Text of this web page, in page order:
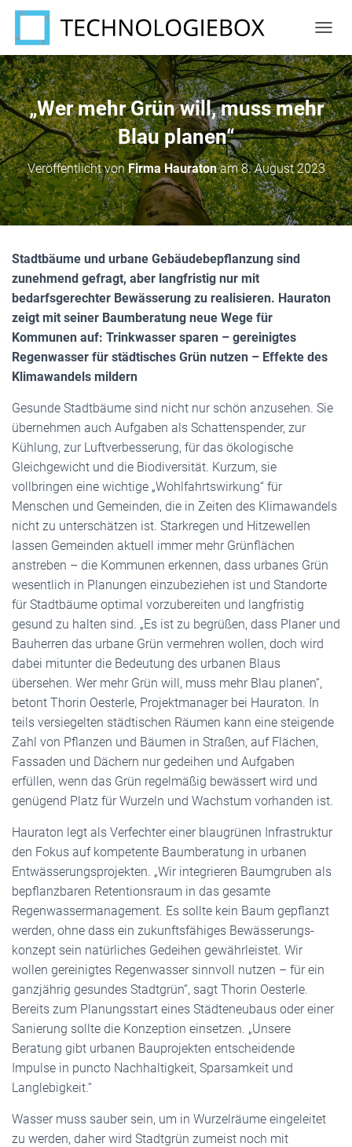
A
V
I
G
A
T
I
O
N
U
M
S
T
„Wer mehr Grün will, muss mehr
Blau planen“
Veröffentlicht vonFirma Hauratonam8. August 2023
Stadtbäume und urbane Gebäudebepflanzung sind
zunehmend gefragt, aber langfristig nur mit
bedarfsgerechter Bewässerung zu realisieren. Hauraton
zeigt mit seiner Baumberatung neue Wege für
Kommunen auf: Trinkwasser sparen – gereinigtes
Regenwasser für städtisches Grün nutzen – Effekte des
Klimawandels mildern
Gesunde Stadtbäume sind nicht nur schön anzusehen. Sie
übernehmen auch Aufgaben als Schattenspender, zur
Kühlung, zur Luftverbesserung, für das ökologische
Gleichgewicht und die Biodiversität. Kurzum, sie
vollbringen eine wichtige „Wohlfahrtswirkung“ für
Menschen und Gemeinden, die in Zeiten des Klimawandels
nicht zu unterschätzen ist. Starkregen und Hitzewellen
lassen Gemeinden aktuell immer mehr Grünflächen
anstreben – die Kommunen erkennen, dass urbanes Grün
wesentlich in Planungen einzubeziehen ist und Standorte
für Stadtbäume optimal vorzubereiten und langfristig
gesund zu halten sind. „Es ist zu begrüßen, dass Planer und
Bauherren das urbane Grün vermehren wollen, doch wird
dabei mitunter die Bedeutung des urbanen Blaus
übersehen. Wer mehr Grün will, muss mehr Blau planen“,
betont Thorin Oesterle, Projektmanager bei Hauraton. In
teils versiegelten städtischen Räumen kann eine steigende
Zahl von Pflanzen und Bäumen in Straßen, auf Flächen,
Fassaden und Dächern nur gedeihen und Aufgaben
erfüllen, wenn das Grün regelmäßig bewässert wird und
genügend Platz für Wurzeln und Wachstum vorhanden ist.
Hauraton legt als Verfechter einer blaugrünen Infrastruktur
den Fokus auf kompetente Baumberatung in urbanen
Entwässerungsprojekten. „Wir integrieren Baumgruben als
bepflanzbaren Retentionsraum in das gesamte
Regenwasser­management­. Es sollte kein Baum gepflanzt
werden, ohne dass ein zukunftsfähiges Bewässerungs­
konzept sein natürliches Gedeihen gewährleistet. Wir
wollen gereinigtes Regen­wasser sinnvoll nutzen – für ein
ganzjährig gesundes Stadtgrün“, sagt Thorin Oesterle.
Bereits zum Planungsstart eines Städteneubaus oder einer
Sanierung sollte die Konzeption einsetzen. „Unsere
Beratung gibt urbanen Bauprojekten entscheidende
Impulse in puncto Nachhaltigkeit, Sparsamkeit und
Langlebigkeit.“
Wasser muss sauber sein, um in Wurzelräume eingeleitet
zu werden, daher wird Stadtgrün zumeist noch mit